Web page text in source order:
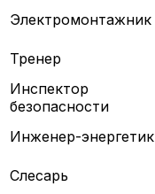
Электромонтажник
Тренер
Инспектор
безопасности
Инженер-энергетик
Слесарь